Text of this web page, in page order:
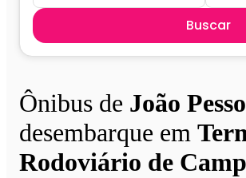
Buscar
Ônibus de João
desembarque em
Rodoviário de